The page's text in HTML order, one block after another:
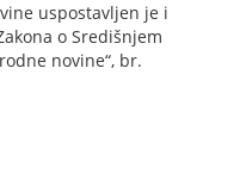
uspostavljen je i
o Središnjem
novine“, br.